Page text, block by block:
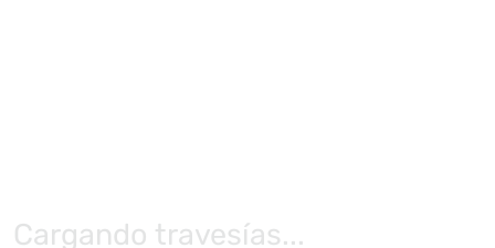
Cargando travesías...